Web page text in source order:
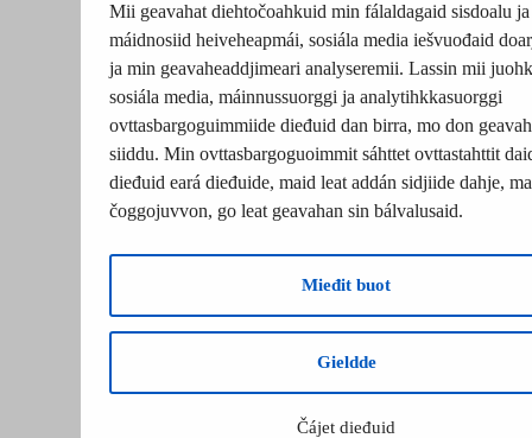
Mii geavahat diehtočoahkuid min fálaldagaid sisdoalu ja
máidnosiid heiveheapmái, sosiála media iešvuođaid
ja min geavaheaddjimeari analyseremii. Lassin mii
sosiála media, máinnussuorggi ja analytihkkasuorggi
ovttasbargoguimmiide dieđuid dan birra, mo don
siiddu. Min ovttasbargoguoimmit sáhttet ovttastahttit
dieđuid eará dieđuide, maid leat addán sidjiide dahje,
čoggojuvvon, go leat geavahan sin bálvalusaid.
Mieđit buot
Gieldde
Čájet dieđuid